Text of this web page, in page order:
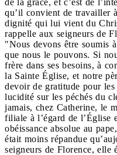
qu’il convient de travailler
dignité qui lui vient du
rappelle aux seigneurs de
"Nous devons être soumis
que nous le pouvons. Si
frère dans ses besoins, à
la Sainte Église, et notre
devoir de gratitude pour
lucidité sur les péchés du
jamais, chez Catherine, le
filiale à l’égard de l’Église
obéissance absolue au
était moins répandue
seigneurs de Florence, elle